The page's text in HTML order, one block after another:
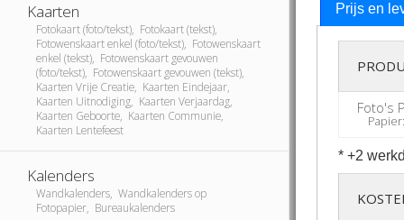
Kaarten
Fotokaart (foto/tekst), Fotokaart (tekst),
Fotowenskaart enkel (foto/tekst), Fotowenskaart
enkel (tekst), Fotowenskaart gevouwen
(foto/tekst), Fotowenskaart gevouwen (tekst),
Kaarten Vrije Creatie, Kaarten Eindejaar,
Kaarten Uitnodiging, Kaarten Verjaardag,
Kaarten Geboorte, Kaarten Communie,
Kaarten Lentefeest
Kalenders
Wandkalenders, Wandkalenders op
Fotopapier, Bureaukalenders
Prijs en
Foto's
* +2